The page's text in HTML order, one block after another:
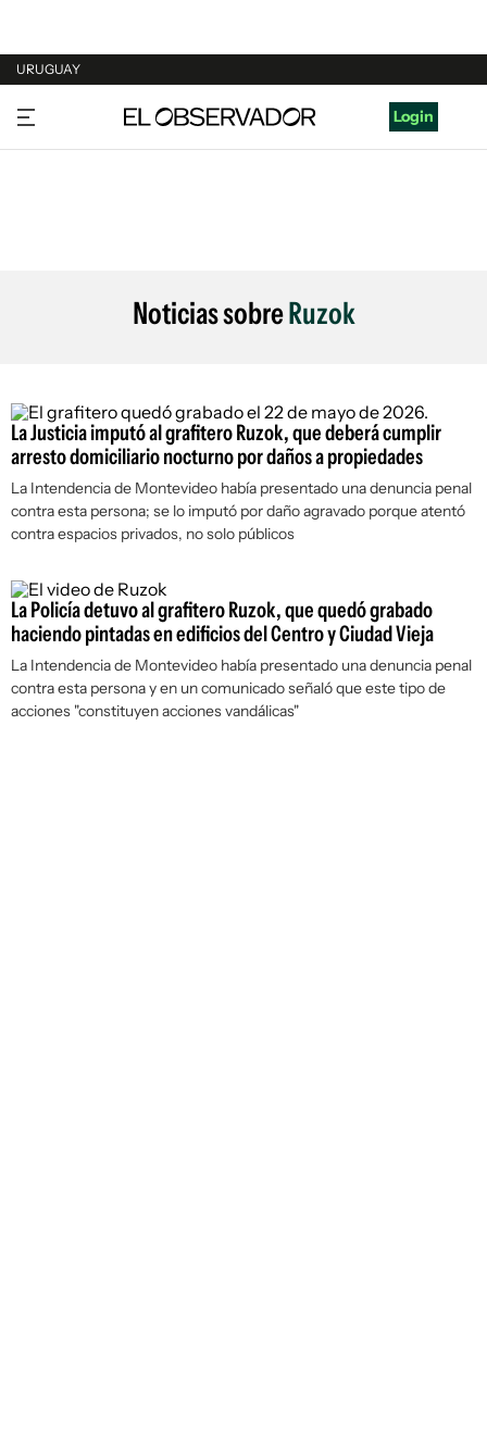
URUGUAY
URUGUAY
ARGENTINA
Login
Noticias sobreRuzok
La Justicia imputó al grafitero Ruzok, que deberá cumplir
arresto domiciliario nocturno por daños a propiedades
La Intendencia de Montevideo había presentado una denuncia penal
contra esta persona; se lo imputó por daño agravado porque atentó
contra espacios privados, no solo públicos
La Policía detuvo al grafitero Ruzok, que quedó grabado
haciendo pintadas en edificios del Centro y Ciudad Vieja
La Intendencia de Montevideo había presentado una denuncia penal
contra esta persona y en un comunicado señaló que este tipo de
acciones "constituyen acciones vandálicas"